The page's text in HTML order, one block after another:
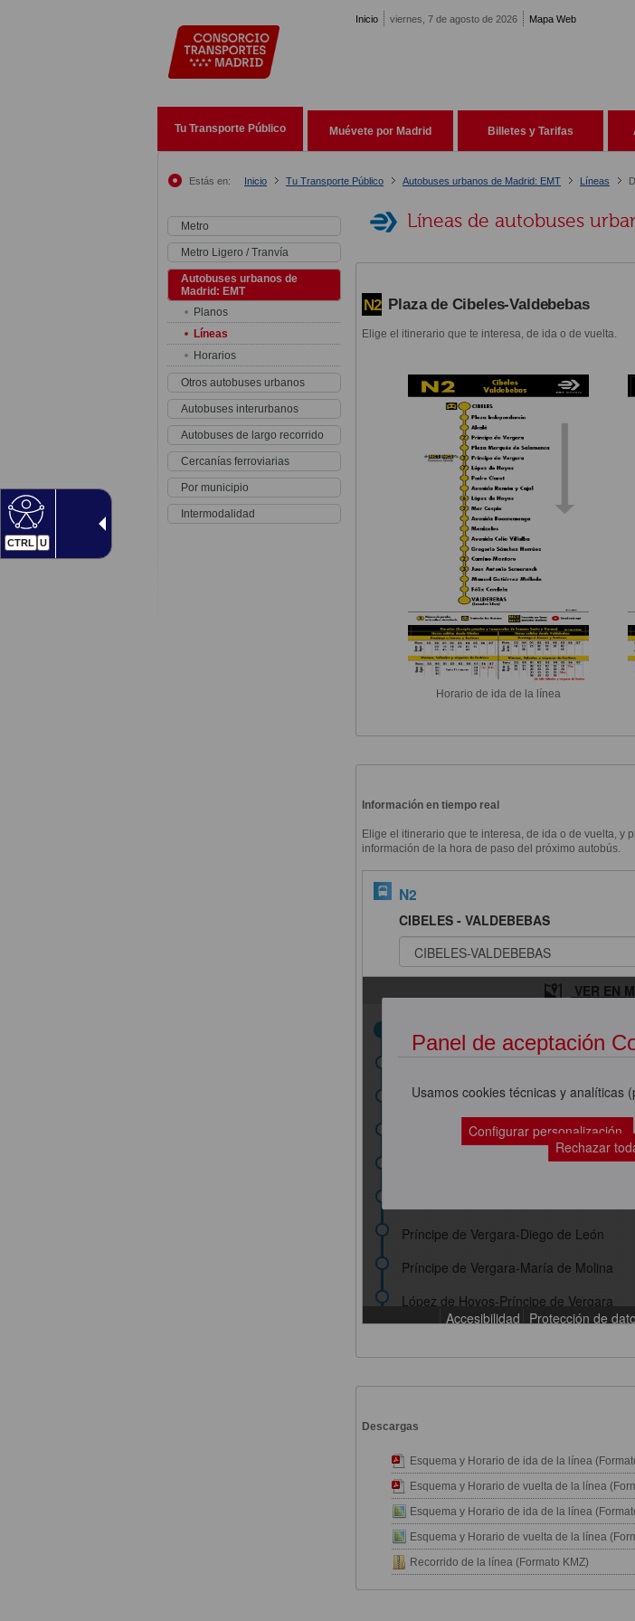
CTRL U
Inicio viernes, 7 de agosto de 2026 Mapa Web
Tu Transporte Público Muévete por Madrid Billetes y Tarifas
Estás en: Inicio Tu Transporte Público Autobuses urbanos de Madrid: EMT Líneas
Metro
Metro Ligero / Tranvía
Autobuses urbanos de
Madrid: EMT
Planos
Líneas
Horarios
Otros autobuses urbanos
Autobuses interurbanos
Autobuses de largo recorrido
Cercanías ferroviarias
Por municipio
Intermodalidad
Líneas de autobuses
N2 Plaza de Cibeles-Valdebebas
Elige el itinerario que te interesa, de ida o de vuelta.
Horario de ida de la línea
Información en tiempo real
Elige el itinerario que te interesa, de ida o de vuelta, y
información de la hora de paso del próximo autobús.
Descargas
Esquema y Horario de ida de la línea
Esquema y Horario de vuelta de la línea
Esquema y Horario de ida de la línea
Esquema y Horario de vuelta de la línea
Recorrido de la línea (Formato KMZ)